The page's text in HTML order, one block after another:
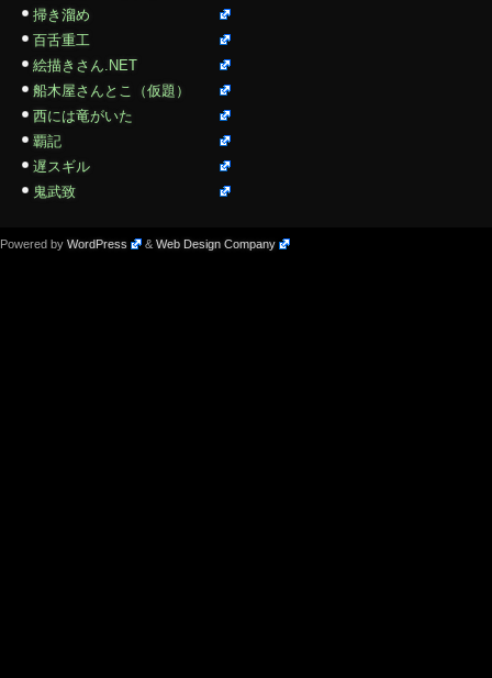
掃き溜め
百舌重工
絵描きさん.NET
船木屋さんとこ（仮題）
西には竜がいた
覇記
遅スギル
鬼武致
Powered by WordPress & Web Design Company